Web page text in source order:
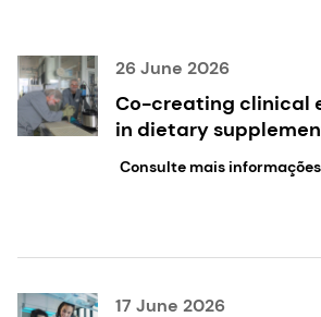
26 June 2026
Co-creating clinical
in dietary
Consulte mais informações
17 June 2026